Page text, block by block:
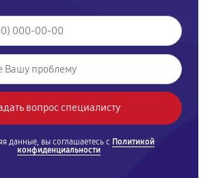
данные, вы соглашаетесь с Политикой
конфиденциальности